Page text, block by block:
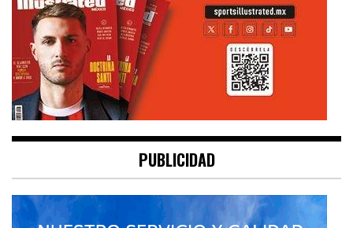
PUBLICIDAD